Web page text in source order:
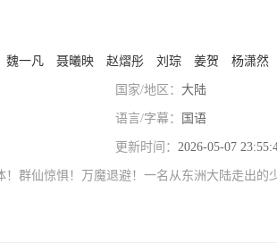
魏一凡 聂曦映 赵熠彤 刘琮 姜贺 杨潇然
国家/地区： 大陆
语言/字幕： 国语
更新时间： 2026-05-07
！群仙惊惧！万魔退避！一名从东洲大陆走出的